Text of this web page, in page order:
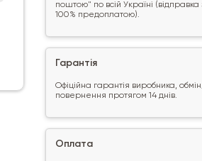
поштою" по всій Україні (відправка
100% предоплатою).
Гарантія
Офіційна гарантія виробника,
повернення протягом 14 днів.
Оплата